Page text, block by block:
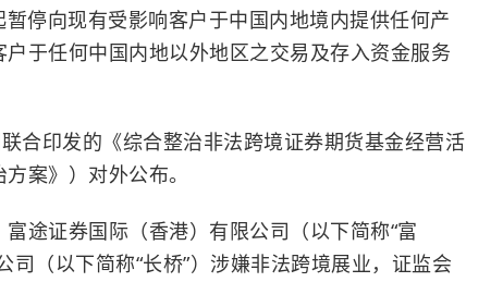
停向现有受影响客户于中国内地境内提供任何产
于任何中国内地以外地区之交易及存入资金服务
合印发的《综合整治非法跨境证券期货基金经营活
案》）对外公布。
途证券国际（香港）有限公司（以下简称“富
司（以下简称“长桥”）涉嫌非法跨境展业，证监会